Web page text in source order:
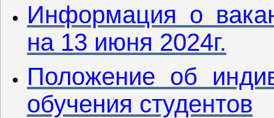
Информация о
на 13 июня 2024г.
Положение об
обучения студентов